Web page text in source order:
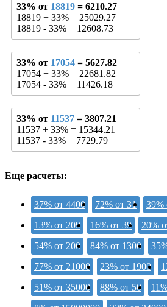
33% от 18819 = 6210.27
18819 + 33% = 25029.27
18819 - 33% = 12608.73
33% от 17054 = 5627.82
17054 + 33% = 22681.82
17054 - 33% = 11426.18
33% от 11537 = 3807.21
11537 + 33% = 15344.21
11537 - 33% = 7729.79
Еще расчеты:
37% от 4400 72% от 31 39%
13% от 209
16% от 39 20%
54% от 200
84% от 1300
77% от 21000
23% от 1900
51% от 35000
88% от 50